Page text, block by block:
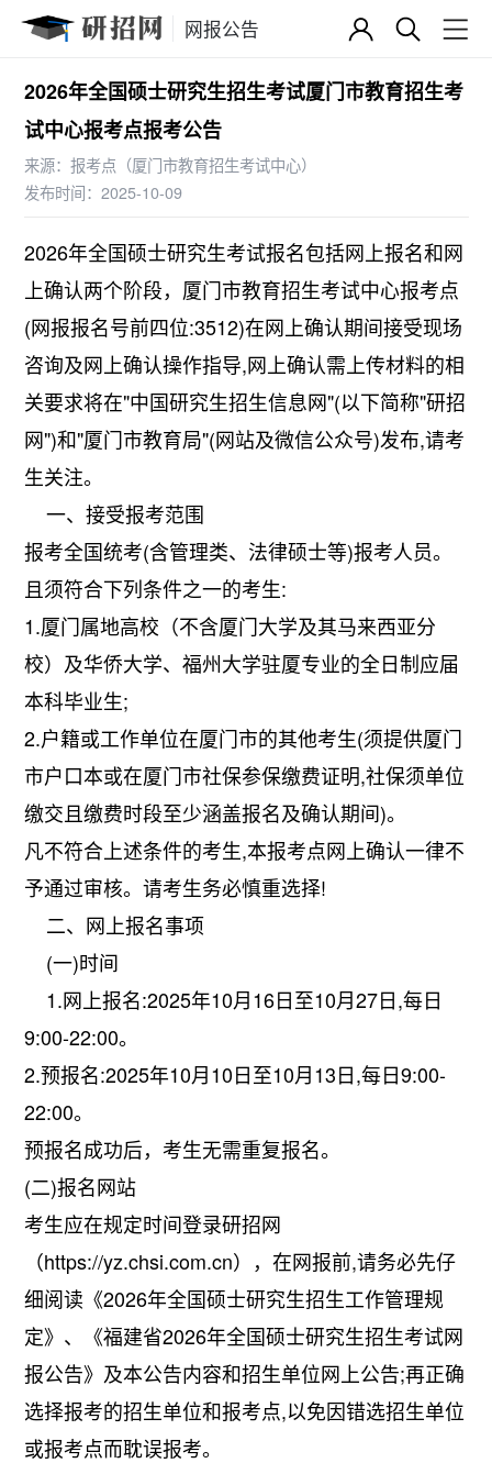
网报公告
2026年全国硕士研究生招生考试厦门市教育招生考
试中心报考点报考公告
来源： 报考点（厦门市教育招生考试中心）
发布时间：2025-10-09
2026年全国硕士研究生考试报名包括网上报名和网
上确认两个阶段，厦门市教育招生考试中心报考点
(网报报名号前四位:3512)在网上确认期间接受现场
咨询及网上确认操作指导,网上确认需上传材料的相
关要求将在"中国研究生招生信息网"(以下简称"研招
网")和"厦门市教育局"(网站及微信公众号)发布,请考
生关注。
一、接受报考范围
报考全国统考(含管理类、法律硕士等)报考人员。
且须符合下列条件之一的考生:
1.厦门属地高校（不含厦门大学及其马来西亚分
校）及华侨大学、福州大学驻厦专业的全日制应届
本科毕业生;
2.户籍或工作单位在厦门市的其他考生(须提供厦门
市户口本或在厦门市社保参保缴费证明,社保须单位
缴交且缴费时段至少涵盖报名及确认期间)。
凡不符合上述条件的考生,本报考点网上确认一律不
予通过审核。请考生务必慎重选择!
二、网上报名事项
(一)时间
1.网上报名:2025年10月16日至10月27日,每日
9:00-22:00。
2.预报名:2025年10月10日至10月13日,每日9:00-
22:00。
预报名成功后，考生无需重复报名。
(二)报名网站
考生应在规定时间登录研招网
（https://yz.chsi.com.cn），在网报前,请务必先仔
细阅读《2026年全国硕士研究生招生工作管理规
定》、《福建省2026年全国硕士研究生招生考试网
报公告》及本公告内容和招生单位网上公告;再正确
选择报考的招生单位和报考点,以免因错选招生单位
或报考点而耽误报考。